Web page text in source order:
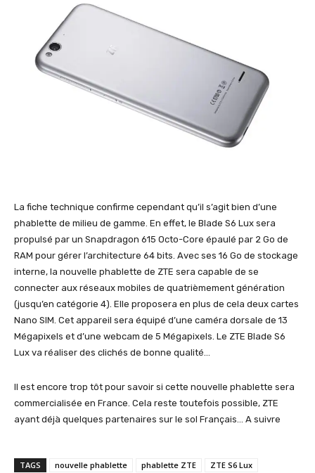
La fiche technique confirme cependant qu’il s’agit bien d’une
phablette de milieu de gamme. En effet, le Blade S6 Lux sera
propulsé par un Snapdragon 615 Octo-Core épaulé par 2 Go de
RAM pour gérer l’architecture 64 bits. Avec ses 16 Go de stockage
interne, la nouvelle phablette de ZTE sera capable de se
connecter aux réseaux mobiles de quatrièmement génération
(jusqu’en catégorie 4). Elle proposera en plus de cela deux cartes
Nano SIM. Cet appareil sera équipé d’une caméra dorsale de 13
Mégapixels et d’une webcam de 5 Mégapixels. Le ZTE Blade S6
Lux va réaliser des clichés de bonne qualité…
Il est encore trop tôt pour savoir si cette nouvelle phablette sera
commercialisée en France. Cela reste toutefois possible, ZTE
ayant déjà quelques partenaires sur le sol Français… A suivre
TAGS nouvelle phablette phablette ZTE ZTE S6 Lux